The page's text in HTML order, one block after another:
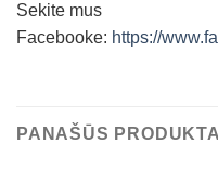
Sekite mus
Facebooke: https://
PANAŠŪS PRODUKTAI